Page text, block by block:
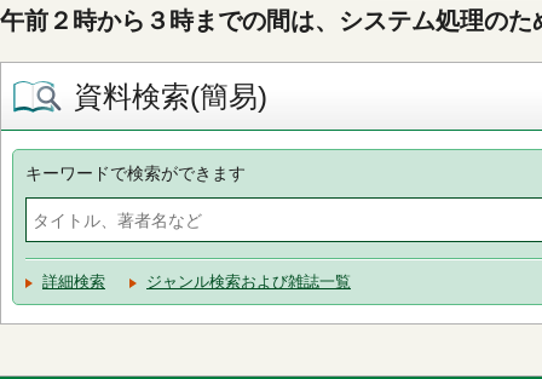
午前２時から３時までの間は、システム処理の
資料検索(簡易)
キーワードで検索ができます
詳細検索 ジャンル検索および雑誌一覧